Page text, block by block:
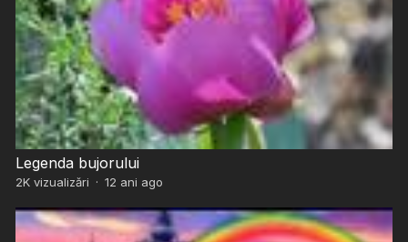
Legenda bujorului
2Kvizualizări · 12 ani ago